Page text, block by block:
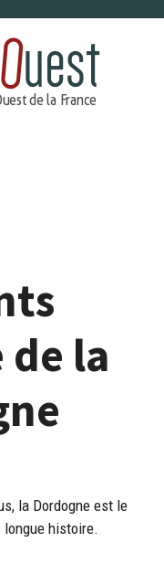
de la
la Dordogne est le
histoire.